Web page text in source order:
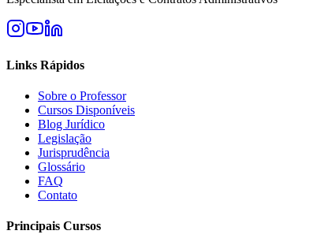
Links Rápidos
Sobre o Professor
Cursos Disponíveis
Blog Jurídico
Legislação
Jurisprudência
Glossário
FAQ
Contato
Principais Cursos